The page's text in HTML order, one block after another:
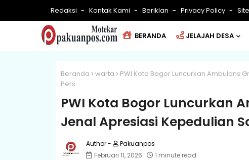
Redaksi Kontak Kami Beriklan Privacy Policy
BERANDA JELAJAH DESA
Beranda warta
PWI Kota Bogor Luncurkan Ambulans
Pers
PWI Kota Bogor Luncurkan
Jenal Apresiasi Kepedulian
Pakuanpos
Februari 11, 2026
1 minute read